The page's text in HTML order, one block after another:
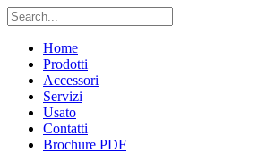
Home
Prodotti
Accessori
Servizi
Usato
Contatti
Brochure PDF